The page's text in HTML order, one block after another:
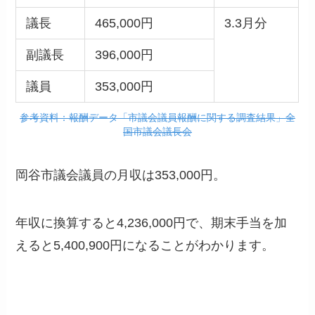
議長 465,000円 3.3月分
副議長 396,000円
議員 353,000円
参考資料：報酬データ「市議会議員報酬に関する調査結果」全
国市議会議長会
岡谷市議会議員の月収は353,000円。
年収に換算すると4,236,000円で、期末手当を加
えると5,400,900円になることがわかります。